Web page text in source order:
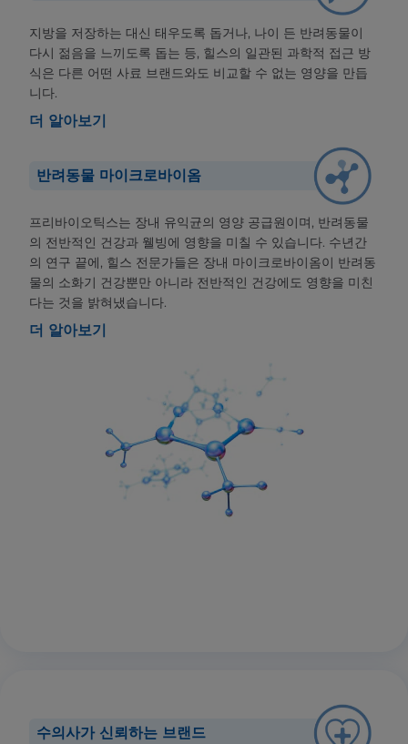
지방을 저장하는 대신 태우도록 돕거나, 나이 든 반려동물이
다시 젊음을 느끼도록 돕는 등, 힐스의 일관된 과학적 접근 방
식은 다른 어떤 사료 브랜드와도 비교할 수 없는 영양을 만듭
니다.
더 알아보기
반려동물 마이크로바이옴
프리바이오틱스는 장내 유익균의 영양 공급원이며, 반려동물
의 전반적인 건강과 웰빙에 영향을 미칠 수 있습니다. 수년간
의 연구 끝에, 힐스 전문가들은 장내 마이크로바이옴이 반려동
물의 소화기 건강뿐만 아니라 전반적인 건강에도 영향을 미친
다는 것을 밝혀냈습니다.
더 알아보기
수의사가 신뢰하는 브랜드